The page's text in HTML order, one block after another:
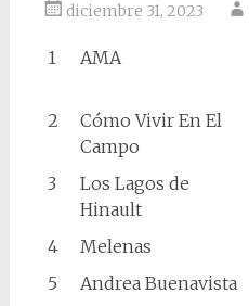
diciembre 31, 2023
1 AMA
2
Cómo Vivir En El
Campo
3
Los Lagos de
Hinault
4
Melenas
5
Andrea Buenavista